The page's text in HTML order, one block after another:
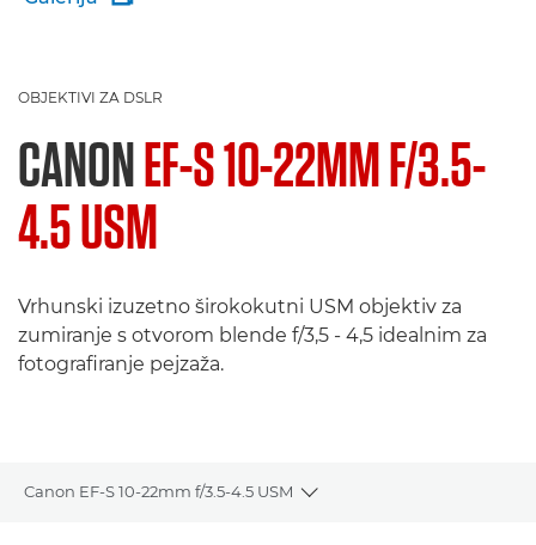
OBJEKTIVI ZA DSLR
CANONEF-S 10-22MM F/3.5-
4.5 USM
Vrhunski izuzetno širokokutni USM objektiv za
zumiranje s otvorom blende f/3,5 - 4,5 idealnim za
fotografiranje pejzaža.
Canon EF-S 10-22mm f/3.5-4.5 USM
Toggle breadcrumbs